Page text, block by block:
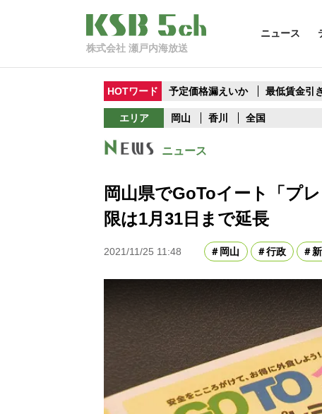
株式会社 瀬戸内海放送
ニュース
HOTワード 予定価格漏えいか 最低賃金引
エリア 岡山 香川 全国
ニュース
岡山県でGoToイート「プ
限は1月31日まで延長
2021/11/25 11:48 岡山 行政